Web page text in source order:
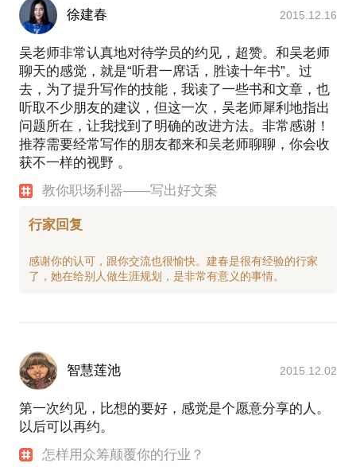
徐建春 2015.12.16
吴老师非常认真地对待学员的约见，超赞。和吴老师
聊天的感觉，就是“听君一席话，胜读十年书”。过
去，为了提升写作的技能，我读了一些书和文章，也
听取不少朋友的建议，但这一次，吴老师犀利地指出
问题所在，让我找到了明确的改进方法。非常感谢！
推荐需要经常写作的朋友都来和吴老师聊聊，你会收
获不一样的视野 。
教你职场利器——写出好文案
行家回复
感谢你的认可，跟你交流也很愉快。建春是很有经验的行家
智慧莲池 2015.12.02
第一次约见，比想的要好，感觉是个愿意分享的人。
以后可以再约。
怎样用众筹颠覆你的行业？